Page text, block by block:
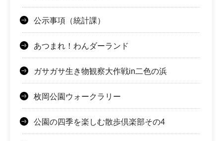
公示事項（統計課）
あつまれ！わんダーランド
ガサガサ生き物観察大作戦in二色の浜
枚岡公園ウォークラリー
公園の四季を楽しむ散歩倶楽部その4